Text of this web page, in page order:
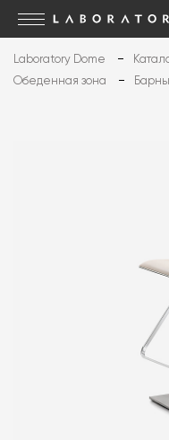
Laboratory Dome
Обеденная зона